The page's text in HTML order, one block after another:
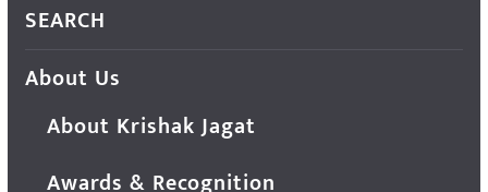
SEARCH
About Us
About Krishak Jagat
Awards & Recognition